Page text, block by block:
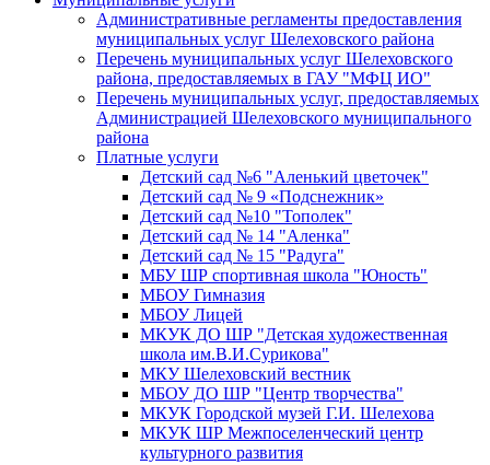
Административные регламенты предоставления
муниципальных услуг Шелеховского района
Перечень муниципальных услуг Шелеховского
района, предоставляемых в ГАУ "МФЦ ИО"
Перечень муниципальных услуг, предоставляемых
Администрацией Шелеховского муниципального
района
Платные услуги
Детский сад №6 "Аленький цветочек"
Детский сад № 9 «Подснежник»
Детский сад №10 "Тополек"
Детский сад № 14 "Аленка"
Детский сад № 15 "Радуга"
МБУ ШР спортивная школа "Юность"
МБОУ Гимназия
МБОУ Лицей
МКУК ДО ШР "Детская художественная
школа им.В.И.Сурикова"
МКУ Шелеховский вестник
МБОУ ДО ШР "Центр творчества"
МКУК Городской музей Г.И. Шелехова
МКУК ШР Межпоселенческий центр
культурного развития